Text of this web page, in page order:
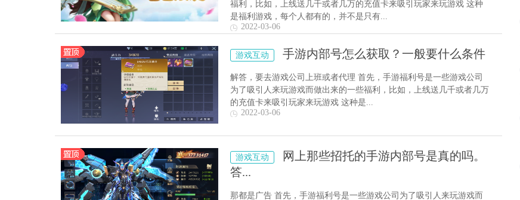
福利，比如，上线送几千或者几万的充值卡来吸引玩家来玩游戏 这种
是福利游戏，每个人都有的，并不是只有...
2022-03-06
游戏互动 手游内部号怎么获取？一般要什么条件
解答，要去游戏公司上班或者代理 首先，手游福利号是一些游戏公司
为了吸引人来玩游戏而做出来的一些福利，比如，上线送几千或者几万
的充值卡来吸引玩家来玩游戏 这种是...
2022-03-06
游戏互动
网上那些招托的手游内部号是真的吗。
答...
那都是广告 首先，手游福利号是一些游戏公司为了吸引人来玩游戏而